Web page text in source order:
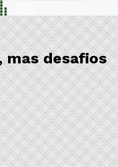
mas desafios